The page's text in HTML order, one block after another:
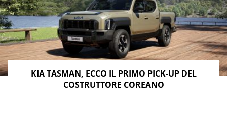
KIA TASMAN, ECCO IL PRIMO PICK-UP DEL
COSTRUTTORE COREANO